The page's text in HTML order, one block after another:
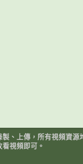
、上傳，所有視頻資
視頻即可。